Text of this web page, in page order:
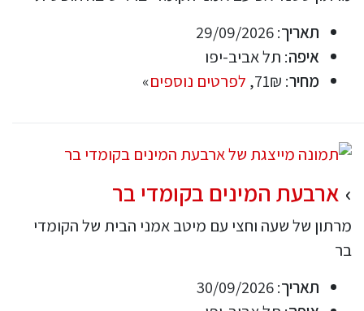
תאריך: 29/09/2026
איפה: תל אביב-יפו
מחיר: 71₪, לפרטים נוספים»
ארבעת המינים בקומדי בר
מרתון של שעה וחצי עם מיטב אמני הבית של הקומדי
בר
תאריך: 30/09/2026